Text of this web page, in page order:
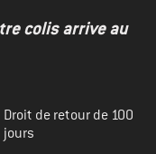
colis arrive au
Droit de retour de 100
jours